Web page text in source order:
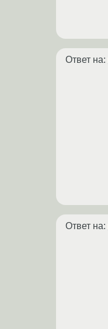
Ответ на:
Ответ на: